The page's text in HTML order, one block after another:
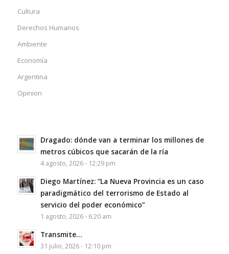
Cultura
Derechos Humanos
Ambiente
Economía
Argentina
Opinion
Dragado: dónde van a terminar los millones de
metros cúbicos que sacarán de la ría
4 agosto, 2026 - 12:29 pm
Diego Martínez: “La Nueva Provincia es un caso
paradigmático del terrorismo de Estado al
servicio del poder económico”
1 agosto, 2026 - 6:20 am
Transmite…
31 julio, 2026 - 12:10 pm